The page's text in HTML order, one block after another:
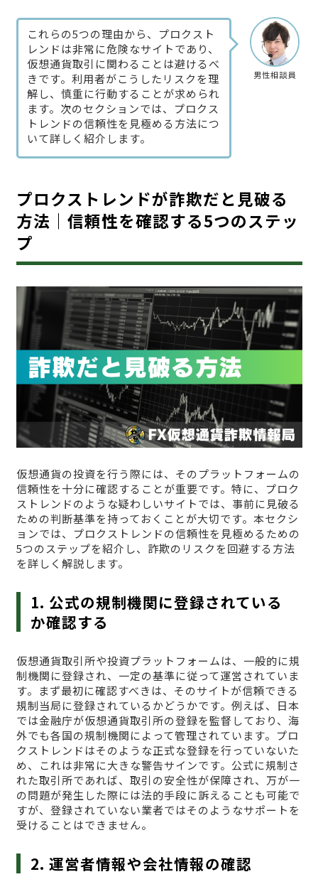
男性相談員
これらの5つの理由から、プロクスト
レンドは非常に危険なサイトであり、
仮想通貨取引に関わることは避けるべ
きです。利用者がこうしたリスクを理
解し、慎重に行動することが求められ
ます。次のセクションでは、プロクス
トレンドの信頼性を見極める方法につ
いて詳しく紹介します。
プロクストレンドが詐欺だと見破る
方法｜信頼性を確認する5つのステッ
プ
仮想通貨の投資を行う際には、そのプラットフォームの
信頼性を十分に確認することが重要です。特に、プロク
ストレンドのような疑わしいサイトでは、事前に見破る
ための判断基準を持っておくことが大切です。本セクシ
ョンでは、プロクストレンドの信頼性を見極めるための
5つのステップを紹介し、詐欺のリスクを回避する方法
を詳しく解説します。
1. 公式の規制機関に登録されている
か確認する
仮想通貨取引所や投資プラットフォームは、一般的に規
制機関に登録され、一定の基準に従って運営されていま
す。まず最初に確認すべきは、そのサイトが信頼できる
規制当局に登録されているかどうかです。例えば、日本
では金融庁が仮想通貨取引所の登録を監督しており、海
外でも各国の規制機関によって管理されています。プロ
クストレンドはそのような正式な登録を行っていないた
め、これは非常に大きな警告サインです。公式に規制さ
れた取引所であれば、取引の安全性が保障され、万が一
の問題が発生した際には法的手段に訴えることも可能で
すが、登録されていない業者ではそのようなサポートを
受けることはできません。
2. 運営者情報や会社情報の確認